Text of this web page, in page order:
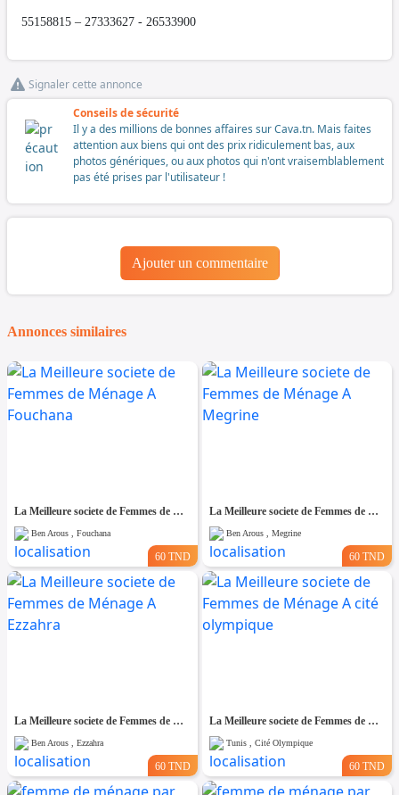
55158815 – 27333627 - 26533900
Signaler cette annonce
Conseils de sécurité
Il y a des millions de bonnes affaires sur Cava.tn. Mais faites
attention aux biens qui ont des prix ridiculement bas, aux
photos génériques, ou aux photos qui n'ont vraisemblablement
pas été prises par l'utilisateur !
Ajouter un commentaire
Annonces similaires
La Meilleure societe de Femmes de Ménage A Fouchana
Ben Arous , Fouchana
60 TND
La Meilleure societe de Femmes de Ménage A Megrine
Ben Arous , Megrine
60 TND
La Meilleure societe de Femmes de Ménage A Ezzahra
Ben Arous , Ezzahra
60 TND
La Meilleure societe de Femmes de Ménage A cité olympique
Tunis , Cité Olympique
60 TND